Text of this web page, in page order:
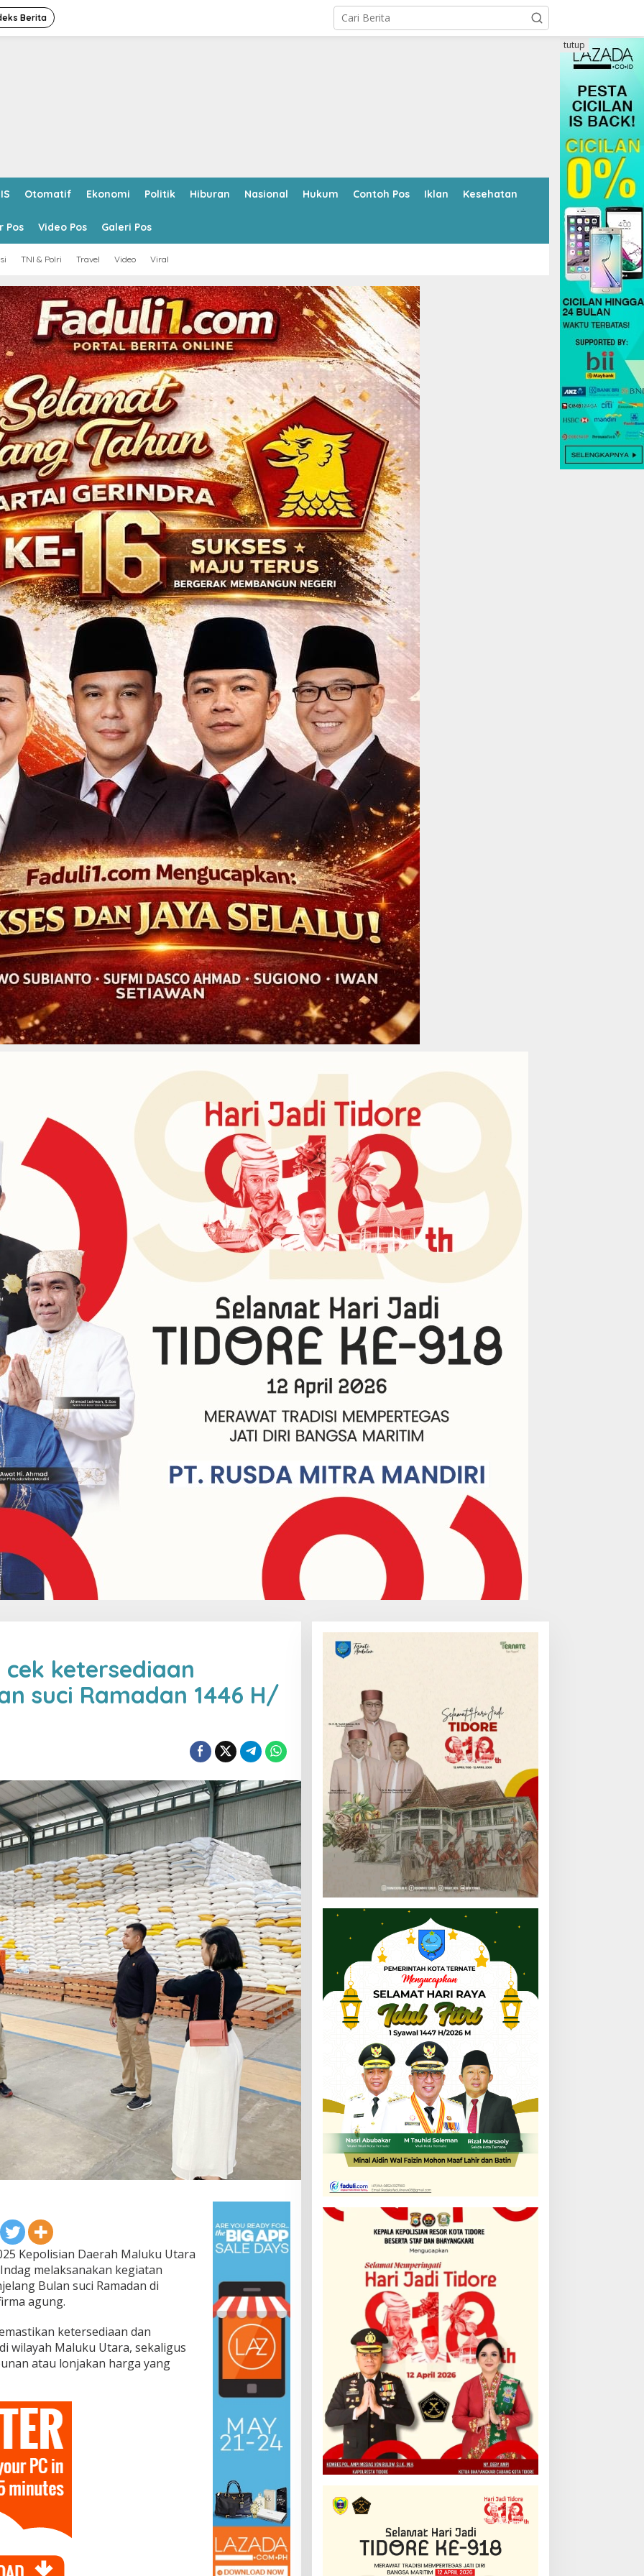
Berita
Otomatif Ekonomi Politik Hiburan Nasional Hukum Contoh Pos Iklan Kesehatan
Pos Video Pos Galeri Pos
TNI & Polri Travel Video Viral
tutup
ketersediaan
suci Ramadan 1446 H/
Kepolisian Daerah Maluku Utara
melaksanakan kegiatan
Bulan suci Ramadan di
agung.
ketersediaan dan
wilayah Maluku Utara, sekaligus
atau lonjakan harga yang